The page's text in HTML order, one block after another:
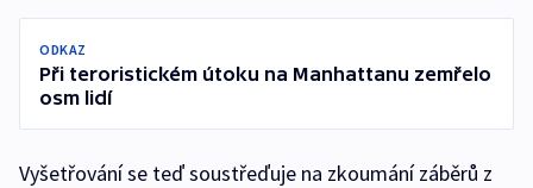
ODKAZ
Při teroristickém útoku na Manhattanu zemřelo
osm lidí
Vyšetřování se teď soustřeďuje na zkoumání záběrů z